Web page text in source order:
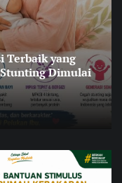
Terbaik yang
Dimulai